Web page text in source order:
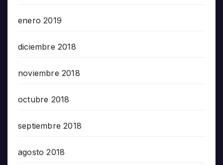
enero 2019
diciembre 2018
noviembre 2018
octubre 2018
septiembre 2018
agosto 2018